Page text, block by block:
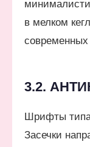
в мелком
3.2.
Шрифты
Засечки